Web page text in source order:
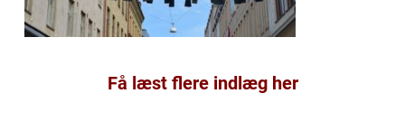
Få læst flere indlæg her